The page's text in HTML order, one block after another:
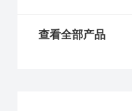
查看全部产品